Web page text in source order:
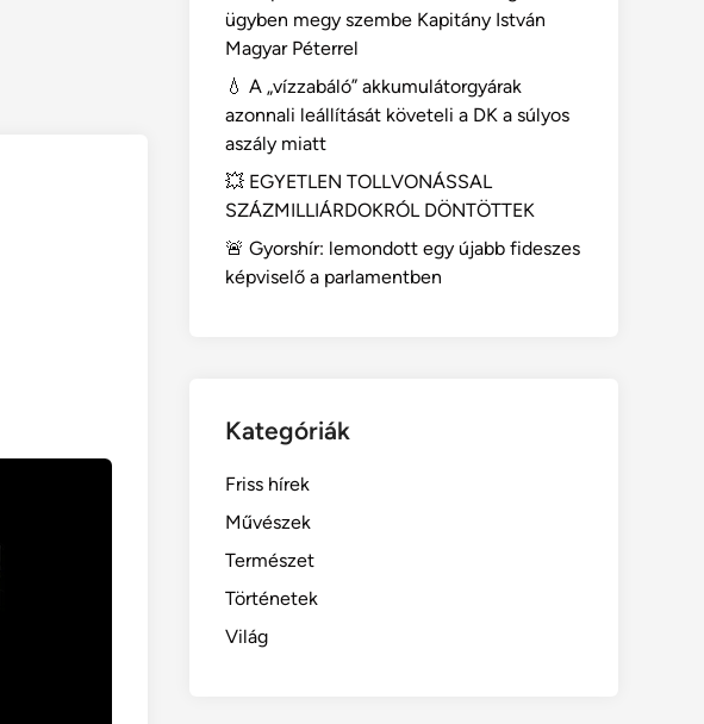
ügyben megy szembe Kapitány István
Magyar Péterrel
💧 A „vízzabáló” akkumulátorgyárak
azonnali leállítását követeli a DK a súlyos
aszály miatt
💥 EGYETLEN TOLLVONÁSSAL
SZÁZMILLIÁRDOKRÓL DÖNTÖTTEK
🚨 Gyorshír: lemondott egy újabb fideszes
képviselő a parlamentben
Kategóriák
Friss hírek
Művészek
Természet
Történetek
Világ